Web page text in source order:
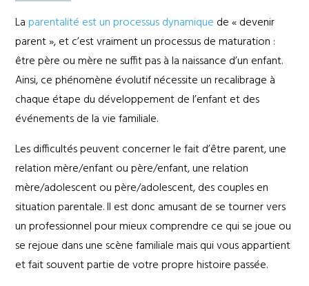
La parentalité est un processus dynamique de « devenir
parent », et c’est vraiment un processus de maturation :
être père ou mère ne suffit pas à la naissance d’un enfant.
Ainsi, ce phénomène évolutif nécessite un recalibrage à
chaque étape du développement de l’enfant et des
événements de la vie familiale.
Les difficultés peuvent concerner le fait d’être parent, une
relation mère/enfant ou père/enfant, une relation
mère/adolescent ou père/adolescent, des couples en
situation parentale. Il est donc amusant de se tourner vers
un professionnel pour mieux comprendre ce qui se joue ou
se rejoue dans une scène familiale mais qui vous appartient
et fait souvent partie de votre propre histoire passée.